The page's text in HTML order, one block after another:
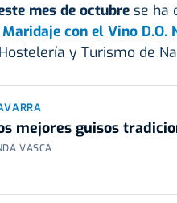
mes de octubrese ha
con el Vino D.O.
y Turismo de
mejores guisos
VASCA